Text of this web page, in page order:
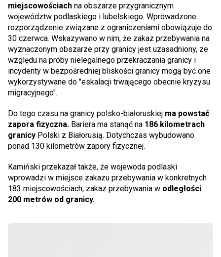
miejscowościach na obszarze przygranicznym
województw podlaskiego i lubelskiego. Wprowadzone
rozporządzenie związane z ograniczeniami obowiązuje do
30 czerwca. Wskazywano w nim, że zakaz przebywania na
wyznaczonym obszarze przy granicy jest uzasadniony, ze
względu na próby nielegalnego przekraczania granicy i
incydenty w bezpośredniej bliskości granicy mogą być one
wykorzystywane do "eskalacji trwającego obecnie kryzysu
migracyjnego".
Do tego czasu na granicy polsko-białoruskiej ma powstać
zapora fizyczna. Bariera ma stanąć na 186 kilometrach
granicy Polski z Białorusią. Dotychczas wybudowano
ponad 130 kilometrów zapory fizycznej.
Kamiński przekazał także, że wojewoda podlaski
wprowadzi w miejsce zakazu przebywania w konkretnych
183 miejscowościach, zakaz przebywania w odległości
200 metrów od granicy.